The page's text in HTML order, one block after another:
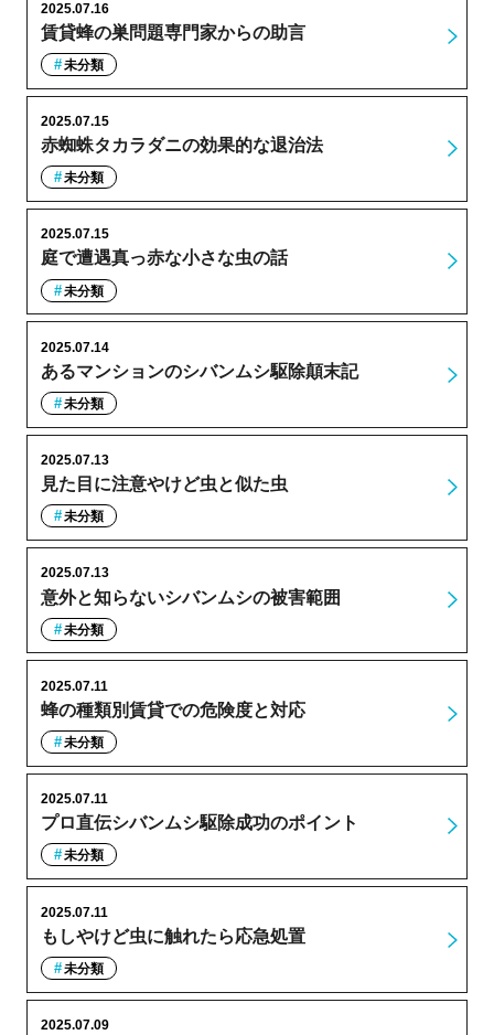
賃貸蜂の巣問題専門家からの助言
2025.07.16
未分類
赤蜘蛛タカラダニの効果的な退治法
2025.07.15
未分類
庭で遭遇真っ赤な小さな虫の話
2025.07.15
未分類
あるマンションのシバンムシ駆除顛末記
2025.07.14
未分類
見た目に注意やけど虫と似た虫
2025.07.13
未分類
意外と知らないシバンムシの被害範囲
2025.07.13
未分類
蜂の種類別賃貸での危険度と対応
2025.07.11
未分類
プロ直伝シバンムシ駆除成功のポイント
2025.07.11
未分類
もしやけど虫に触れたら応急処置
2025.07.11
未分類
2025.07.09